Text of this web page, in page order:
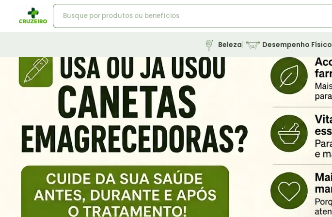
Beleza Desempenho Físico